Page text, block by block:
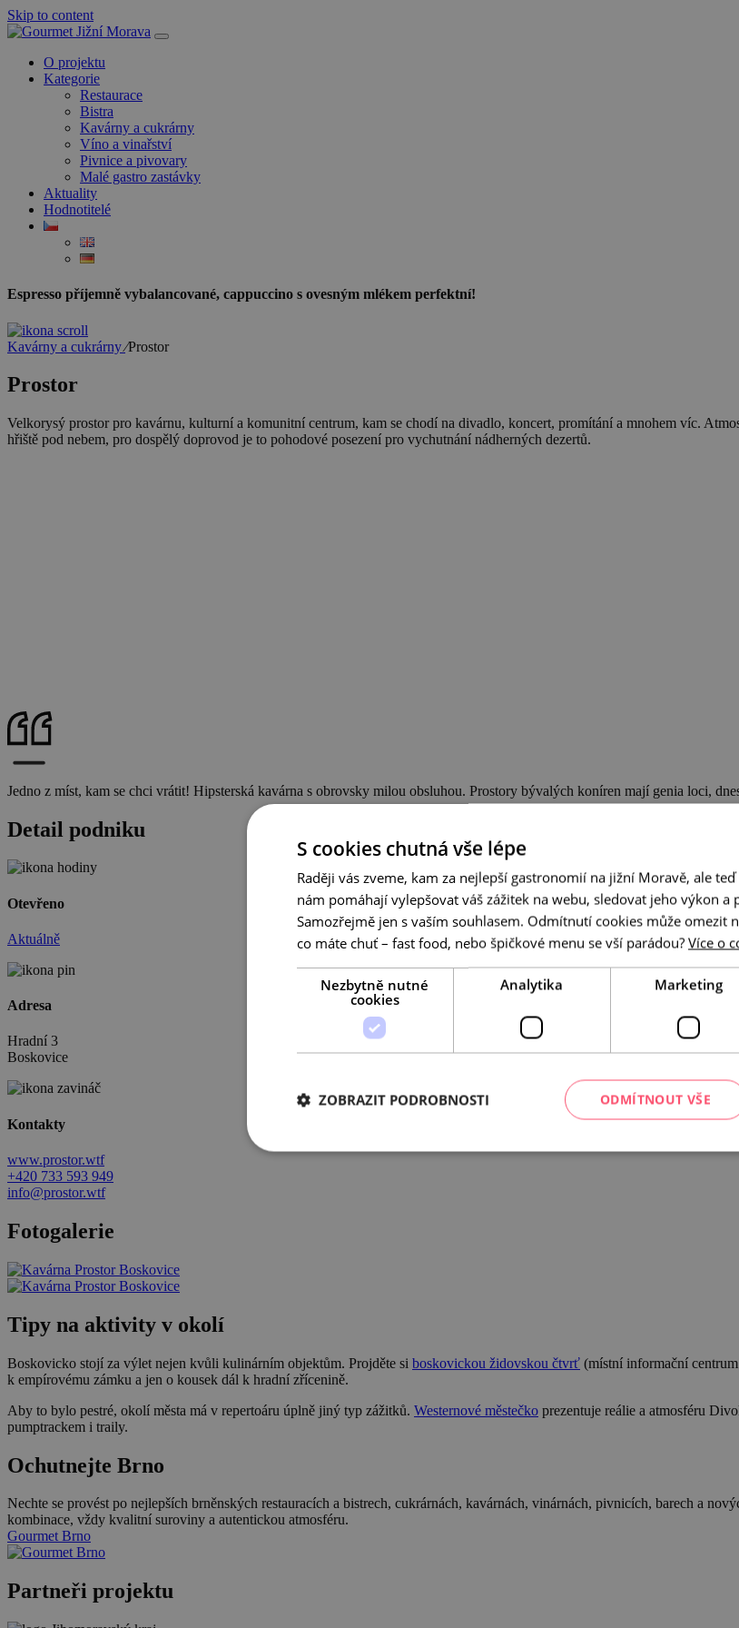
Skip to content
O projektu
Kategorie
Restaurace
Bistra
Kavárny a cukrárny
Víno a vinařství
Pivnice a pivovary
Malé gastro zastávky
Aktuality
Hodnotitelé
Espresso příjemně vybalancované, cappuccino s ovesným mlékem perfektní!
Kavárny a cukrárny⁄Prostor
Prostor
Velkorysý prostor pro kavárnu, kulturní a komunitní centrum, kam se chodí na divadlo, koncert, promítání a mnohem víc.
hřiště pod nebem, pro dospělý doprovod je to pohodové posezení pro vychutnání nádherných dezertů.
Jedno z míst, kam se chci vrátit! Hipsterská kavárna s obrovsky milou obsluhou. Prostory bývalých koníren mají genia loci,
Detail podniku
Otevřeno
Aktuálně
Adresa
Hradní 3
Boskovice
Kontakty
www.prostor.wtf
+420 733 593 949
info@prostor.wtf
Fotogalerie
Tipy na aktivity v okolí
Boskovicko stojí za výlet nejen kvůli kulinárním objektům. Projděte si boskovickou židovskou čtvrť (místní informační
k empírovému zámku a jen o kousek dál k hradní zřícenině.
Aby to bylo pestré, okolí města má v repertoáru úplně jiný typ zážitků. Westernové městečko prezentuje reálie a atmosféru
pumptrackem i traily.
Ochutnejte Brno
Nechte se provést po nejlepších brněnských restauracích a bistrech, cukrárnách, kavárnách, vinárnách, pivnicích, barech a
kombinace, vždy kvalitní suroviny a autentickou atmosféru.
Gourmet Brno
Partneři projektu
S cookies chutná vše lépe
Raději vás zveme, kam za nejlepší gastronomií na jižní Moravě, ale
nám pomáhají vylepšovat váš zážitek na webu, sledovat jeho výkon a
Samozřejmě jen s vaším souhlasem. Odmítnutí cookies může omezit
co máte chuť – fast food, nebo špičkové menu se vší parádou? Více o
Nezbytně nutné
cookies
Analytika Marketing
ODMÍTNOUT VŠE
ZOBRAZIT PODROBNOSTI